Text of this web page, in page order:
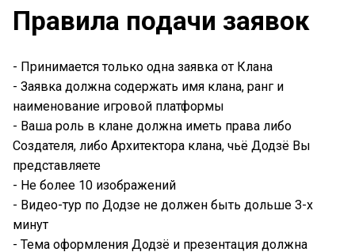
Правила подачи заявок
- Принимается только одна заявка от Клана
- Заявка должна содержать имя клана, ранг и
наименование игровой платформы
- Ваша роль в клане должна иметь права либо
Создателя, либо Архитектора клана, чьё Додзё Вы
представляете
- Не более 10 изображений
- Видео-тур по Додзе не должен быть дольше 3-х
минут
- Тема оформления Додзё и презентация должна